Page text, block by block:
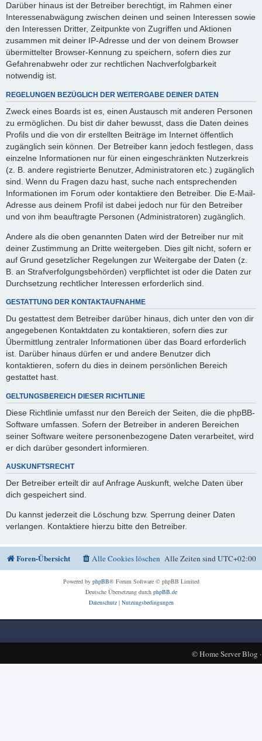
Darüber hinaus ist der Betreiber berechtigt, im Rahmen einer
Interessenabwägung zwischen deinen und seinen Interessen sowie
den Interessen Dritter, Zeitpunkte von Zugriffen und Aktionen
zusammen mit deiner IP-Adresse und der von deinem Browser
übermittelter Browser-Kennung zu speichern, sofern dies zur
Gefahrenabwehr oder zur rechtlichen Nachverfolgbarkeit
notwendig ist.
REGELUNGEN BEZÜGLICH DER WEITERGABE DEINER DATEN
Zweck eines Boards ist es, einen Austausch mit anderen Personen
zu ermöglichen. Du bist dir daher bewusst, dass die Daten deines
Profils und die von dir erstellten Beiträge im Internet öffentlich
zugänglich sein können. Der Betreiber kann jedoch festlegen, dass
einzelne Informationen nur für einen eingeschränkten Nutzerkreis
(z. B. andere registrierte Benutzer, Administratoren etc.) zugänglich
sind. Wenn du Fragen dazu hast, suche nach entsprechenden
Informationen im Forum oder kontaktiere den Betreiber. Die E-Mail-
Adresse aus deinem Profil ist dabei jedoch nur für den Betreiber
und von ihm beauftragte Personen (Administratoren) zugänglich.
Andere als die oben genannten Daten wird der Betreiber nur mit
deiner Zustimmung an Dritte weitergeben. Dies gilt nicht, sofern er
auf Grund gesetzlicher Regelungen zur Weitergabe der Daten (z.
B. an Strafverfolgungsbehörden) verpflichtet ist oder die Daten zur
Durchsetzung rechtlicher Interessen erforderlich sind.
GESTATTUNG DER KONTAKTAUFNAHME
Du gestattest dem Betreiber darüber hinaus, dich unter den von dir
angegebenen Kontaktdaten zu kontaktieren, sofern dies zur
Übermittlung zentraler Informationen über das Board erforderlich
ist. Darüber hinaus dürfen er und andere Benutzer dich
kontaktieren, sofern du dies in deinem persönlichen Bereich
gestattet hast.
GELTUNGSBEREICH DIESER RICHTLINIE
Diese Richtlinie umfasst nur den Bereich der Seiten, die die phpBB-
Software umfassen. Sofern der Betreiber in anderen Bereichen
seiner Software weitere personenbezogene Daten verarbeitet, wird
er dich darüber gesondert informieren.
AUSKUNFTSRECHT
Der Betreiber erteilt dir auf Anfrage Auskunft, welche Daten über
dich gespeichert sind.
Du kannst jederzeit die Löschung bzw. Sperrung deiner Daten
verlangen. Kontaktiere hierzu bitte den Betreiber.
Foren-Übersicht Alle Zeiten sindUTC+02:00
Alle Cookies löschen
Powered by phpBB® Forum Software © phpBB Limited
Deutsche Übersetzung durch phpBB.de
Datenschutz| Nutzungsbedingungen
©Home Server Blog